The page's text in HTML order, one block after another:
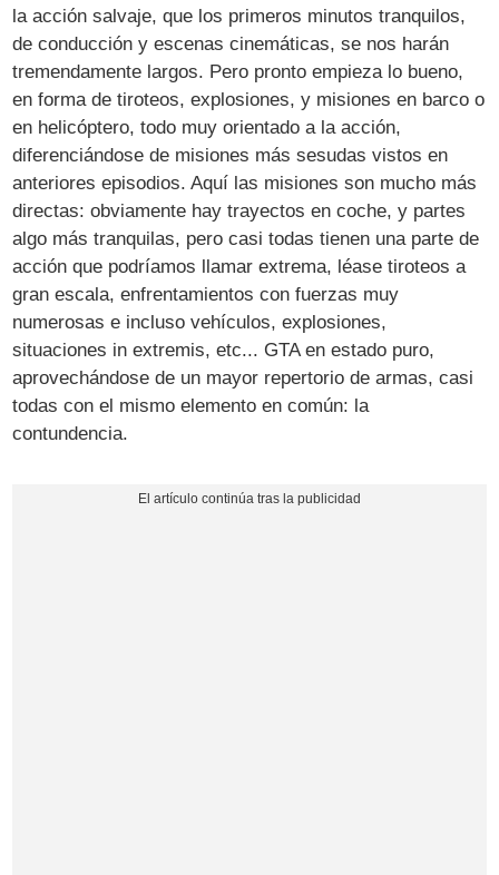
la acción salvaje, que los primeros minutos tranquilos,
de conducción y escenas cinemáticas, se nos harán
tremendamente largos. Pero pronto empieza lo bueno,
en forma de tiroteos, explosiones, y misiones en barco o
en helicóptero, todo muy orientado a la acción,
diferenciándose de misiones más sesudas vistos en
anteriores episodios. Aquí las misiones son mucho más
directas: obviamente hay trayectos en coche, y partes
algo más tranquilas, pero casi todas tienen una parte de
acción que podríamos llamar extrema, léase tiroteos a
gran escala, enfrentamientos con fuerzas muy
numerosas e incluso vehículos, explosiones,
situaciones in extremis, etc... GTA en estado puro,
aprovechándose de un mayor repertorio de armas, casi
todas con el mismo elemento en común: la
contundencia.